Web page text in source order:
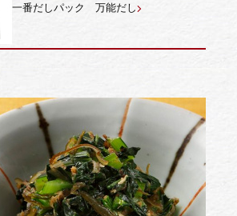
一番だしパック 万能だし